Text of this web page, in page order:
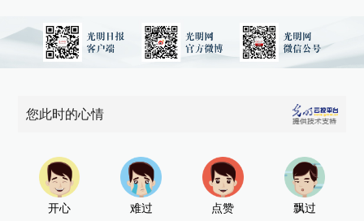
您此时的心情
开心 难过 点赞 飘过